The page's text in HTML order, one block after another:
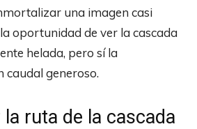
una imagen casi
oportunidad de ver la cascada
helada, pero sí la
caudal generoso.
ruta de la cascada